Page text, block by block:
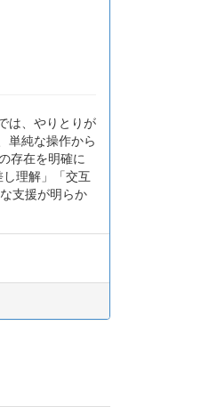
は、やりとりが
単純な操作から
存在を明確に
理解」「交互
支援が明らか